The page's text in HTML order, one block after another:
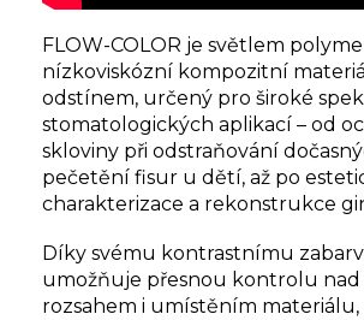
FLOW-COLOR je světlem
nízkoviskózní kompozitní
odstínem, určený pro široké
stomatologických aplikací – od
skloviny při odstraňování
pečetění fisur u dětí, až po
charakterizace a rekonstrukce
Díky svému kontrastnímu
umožňuje přesnou kontrolu nad
rozsahem i umístěním materiálu,